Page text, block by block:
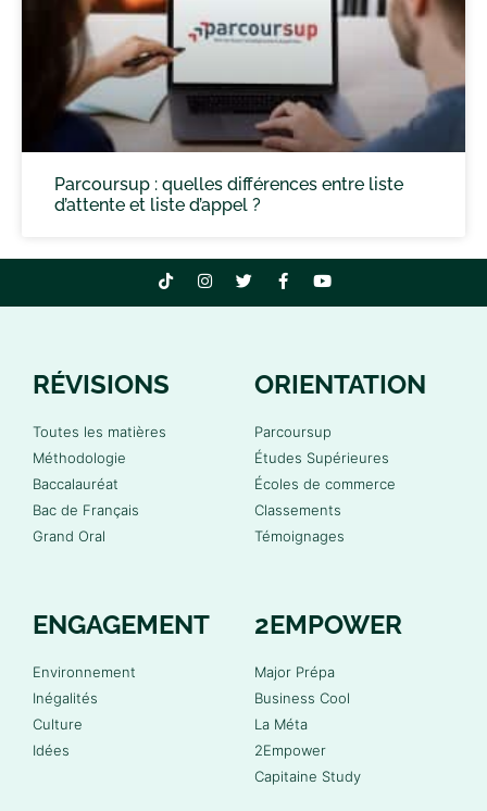
Parcoursup : quelles différences entre liste
d’attente et liste d’appel ?
RÉVISIONS
Toutes les matières
Méthodologie
Baccalauréat
Bac de Français
Grand Oral
ORIENTATION
Parcoursup
Études Supérieures
Écoles de commerce
Classements
Témoignages
ENGAGEMENT
Environnement
Inégalités
Culture
Idées
2EMPOWER
Major Prépa
Business Cool
La Méta
2Empower
Capitaine Study